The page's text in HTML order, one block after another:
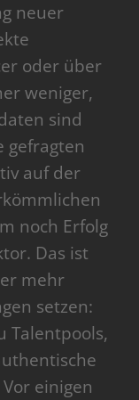
neuer
oder über
weniger,
sind
gefragten
auf der
noch Erfolg
Das ist
mehr
setzen:
Talentpools,
einigen